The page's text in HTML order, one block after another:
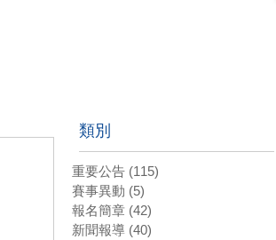
類別
重要公告 (115)
賽事異動 (5)
報名簡章 (42)
新聞報導 (40)